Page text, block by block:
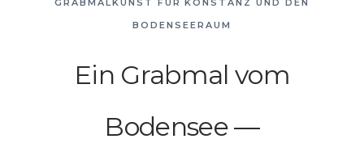
BODENSEERAUM
Ein Grabmal vom
Bodensee —